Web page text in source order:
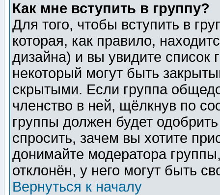
Как мне вступить в группу?
Для того, чтобы вступить в
которая, как правило,
дизайна) и вы увидите список
некоторый могут быть
скрытыми. Если группа
членство в ней, щёлкнув по
группы должен будет
спросить, зачем вы хотите
донимайте модератора
отклонён, у него могут быть
Вернуться к началу